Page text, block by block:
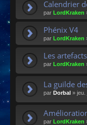
Calendrier
par LordKraken
Phénix V4
par LordKraken
Les
par LordKraken
La guilde
par Dorbal » jeu.
par LordKraken